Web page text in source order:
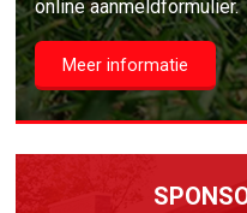
online aanmeldformulier.
Meer informatie